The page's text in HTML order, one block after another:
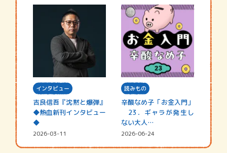
インタビュー
吉良信吾『沈黙と爆弾』
◆熱血新刊インタビュー
◆
2026-03-11
読みもの
辛酸なめ子「お金入門」
23．ギャラが発生し
ない大人…
2026-06-24